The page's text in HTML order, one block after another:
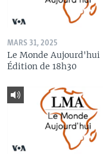
MARS 31, 2025
Le Monde Aujourd'hui
Édition de 18h30